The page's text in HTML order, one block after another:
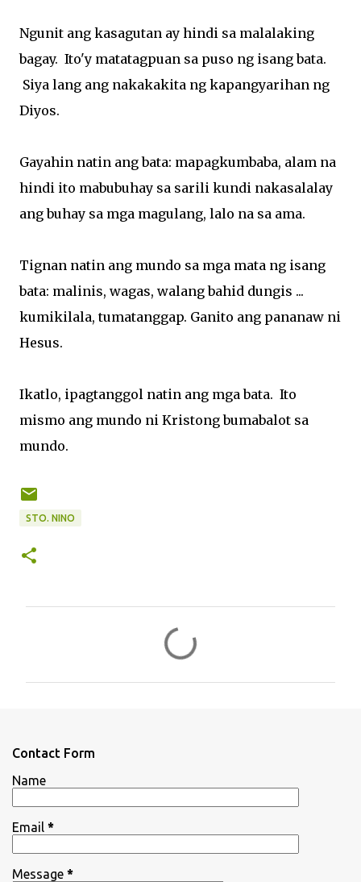
Ngunit ang kasagutan ay hindi sa malalaking
bagay. Ito'y matatagpuan sa puso ng isang bata.
Siya lang ang nakakakita ng kapangyarihan ng
Diyos.
Gayahin natin ang bata: mapagkumbaba, alam na
hindi ito mabubuhay sa sarili kundi nakasalalay
ang buhay sa mga magulang, lalo na sa ama.
Tignan natin ang mundo sa mga mata ng isang
bata: malinis, wagas, walang bahid dungis ...
kumikilala, tumatanggap. Ganito ang pananaw ni
Hesus.
Ikatlo, ipagtanggol natin ang mga bata. Ito
mismo ang mundo ni Kristong bumabalot sa
mundo.
STO. NINO
s
Contact Form
Name
Email *
Message *